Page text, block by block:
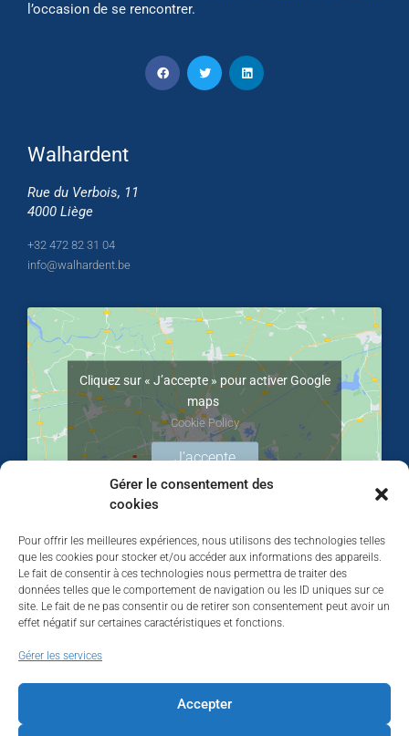
Gérer le consentement des
cookies
Pour offrir les meilleures expériences, nous utilisons des technologies telles
que les cookies pour stocker et/ou accéder aux informations des appareils.
Le fait de consentir à ces technologies nous permettra de traiter des
données telles que le comportement de navigation ou les ID uniques sur ce
site. Le fait de ne pas consentir ou de retirer son consentement peut avoir un
effet négatif sur certaines caractéristiques et fonctions.
Gérer les services
Accepter
l’occasion de se rencontrer.
Walhardent
Rue du Verbois, 11
4000 Liège
+32 472 82 31 04
info@walhardent.be
Cliquez sur « J’accepte » pour activer Google
maps
Cookie Policy
J’accepte